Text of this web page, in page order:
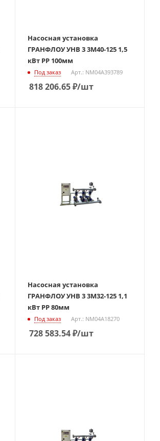
Насосная установка
ГРАНФЛОУ УНВ 3 3М40-125 1,5
кВт РР 100мм
Под заказ Арт.: NM04A393789
818 206.65₽/шт
Насосная установка
ГРАНФЛОУ УНВ 3 3М32-125 1,1
кВт РР 80мм
Под заказ Арт.: NM04A18270
728 583.54₽/шт